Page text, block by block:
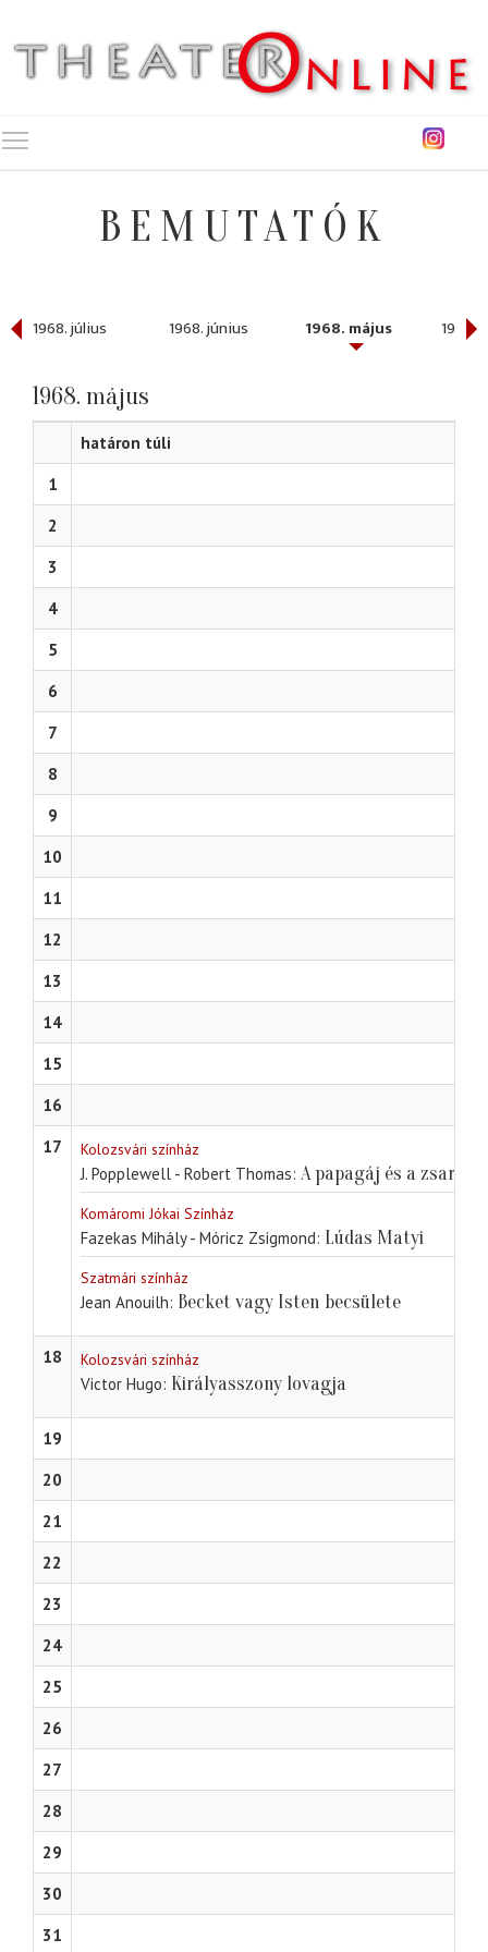
BEMUTATÓK
1968. július 1968. június 1968. május 1968.
1968. május
határon túli
1
2
3
4
5
6
7
8
9
10
11
12
13
14
15
16
17
Kolozsvári színház
J. Popplewell - Robert Thomas A papagáj és a zsaru
Komáromi Jókai Színház
Fazekas Mihály - Móricz Zsigmond Lúdas Matyi
Szatmári színház
Jean Anouilh Becket vagy Isten becsülete
18 Kolozsvári színház
Victor Hugo Királyasszony lovagja
19
20
21
22
23
24
25
26
27
28
29
30
31